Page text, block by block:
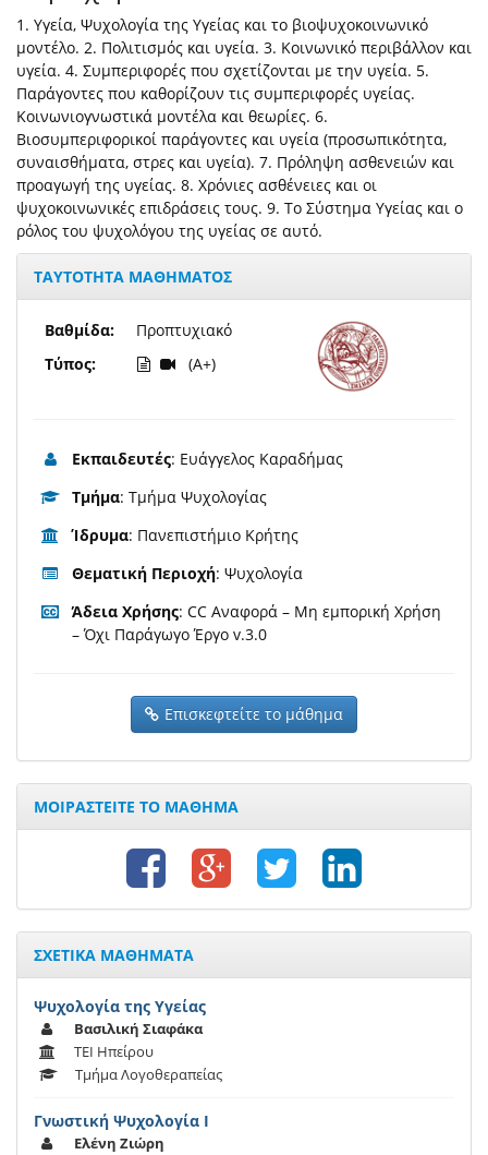
1. Υγεία, Ψυχολογία της Υγείας και το βιοψυχοκοινωνικό
μοντέλο. 2. Πολιτισμός και υγεία. 3. Κοινωνικό περιβάλλον και
υγεία. 4. Συμπεριφορές που σχετίζονται με την υγεία. 5.
Παράγοντες που καθορίζουν τις συμπεριφορές υγείας.
Κοινωνιογνωστικά μοντέλα και θεωρίες. 6.
Βιοσυμπεριφορικοί παράγοντες και υγεία (προσωπικότητα,
συναισθήματα, στρες και υγεία). 7. Πρόληψη ασθενειών και
προαγωγή της υγείας. 8. Χρόνιες ασθένειες και οι
ψυχοκοινωνικές επιδράσεις τους. 9. Το Σύστημα Υγείας και ο
ρόλος του ψυχολόγου της υγείας σε αυτό.
ΤΑΥΤΟΤΗΤΑ ΜΑΘΗΜΑΤΟΣ
Βαθμίδα:
Τύπος:
Προπτυχιακό
(A+)
Εκπαιδευτές: Ευάγγελος Καραδήμας
Τμήμα: Τμήμα Ψυχολογίας
Ίδρυμα: Πανεπιστήμιο Κρήτης
Θεματική Περιοχή: Ψυχολογία
Άδεια Χρήσης: CC Αναφορά – Μη εμπορική Χρήση
– Όχι Παράγωγο Έργο v.3.0
Επισκεφτείτε το μάθημα
ΜΟΙΡΑΣΤΕΙΤΕ ΤΟ ΜΑΘΗΜΑ
ΣΧΕΤΙΚΑ ΜΑΘΗΜΑΤΑ
Ψυχολογία της Υγείας
Βασιλική Σιαφάκα
ΤΕΙ Ηπείρου
Τμήμα Λογοθεραπείας
Γνωστική Ψυχολογία Ι
Ελένη Ζιώρη